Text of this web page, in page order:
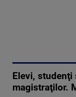
Elevi,
magistraţilor.